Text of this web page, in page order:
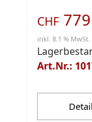
CHF
inkl. 8.1 % MwSt.
Art.Nr.: